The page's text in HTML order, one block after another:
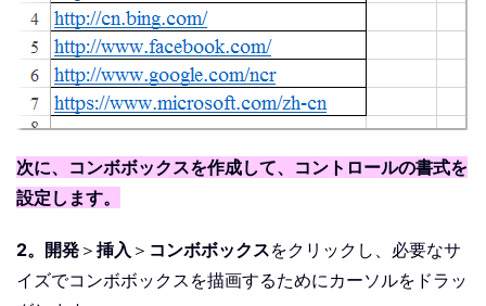
次に、コンボボックスを作成して、コントロールの書式を
設定します。
2。 開発 ＞ 挿入 ＞ コンボボックスをクリックし、必要なサ
イズでコンボボックスを描画するためにカーソルをドラッ